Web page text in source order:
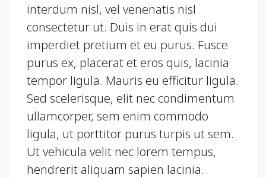
interdum nisl, vel venenatis nisl
consectetur ut. Duis in erat quis dui
imperdiet pretium et eu purus. Fusce
purus ex, placerat et eros quis, lacinia
tempor ligula. Mauris eu efficitur ligula.
Sed scelerisque, elit nec condimentum
ullamcorper, sem enim commodo
ligula, ut porttitor purus turpis ut sem.
Ut vehicula velit nec lorem tempus,
hendrerit aliquam sapien lacinia.